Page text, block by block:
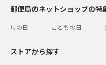
郵便局のネットショップの特
母の日 こどもの日
ストアから探す